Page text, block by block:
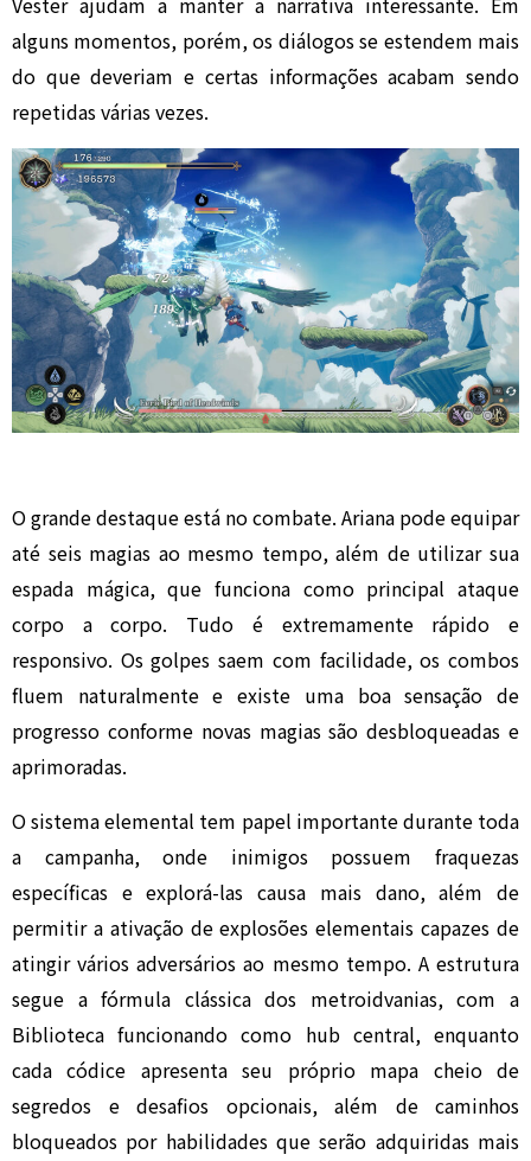
alguns momentos, porém, os diálogos se estendem mais
do que deveriam e certas informações acabam sendo
repetidas várias vezes.
O grande destaque está no combate. Ariana pode equipar
até seis magias ao mesmo tempo, além de utilizar sua
espada mágica, que funciona como principal ataque
corpo a corpo. Tudo é extremamente rápido e
responsivo. Os golpes saem com facilidade, os combos
fluem naturalmente e existe uma boa sensação de
progresso conforme novas magias são desbloqueadas e
aprimoradas.
O sistema elemental tem papel importante durante toda
a campanha, onde inimigos possuem fraquezas
específicas e explorá-las causa mais dano, além de
permitir a ativação de explosões elementais capazes de
atingir vários adversários ao mesmo tempo. A estrutura
segue a fórmula clássica dos metroidvanias, com a
Biblioteca funcionando como hub central, enquanto
cada códice apresenta seu próprio mapa cheio de
segredos e desafios opcionais, além de caminhos
bloqueados por habilidades que serão adquiridas mais